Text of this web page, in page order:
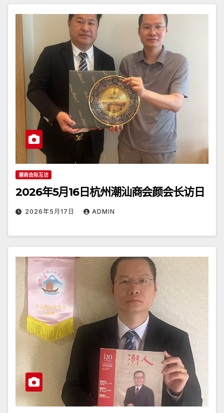
潮商会际互访
2026年5月16日杭州潮汕商会颜会长访日
2026年5月17日 ADMIN